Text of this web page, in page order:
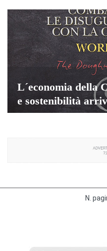
L´economia della
e sostenibilità
N.